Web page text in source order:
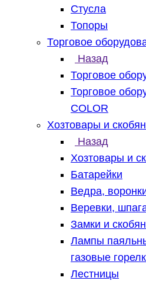
Стусла
Топоры
Торговое
Назад
Торговое
Торговое
COLOR
Хозтовары и
Назад
Хозтовары и
Батарейки
Ведра,
Веревки,
Замки и
Лампы
газовые
Лестницы